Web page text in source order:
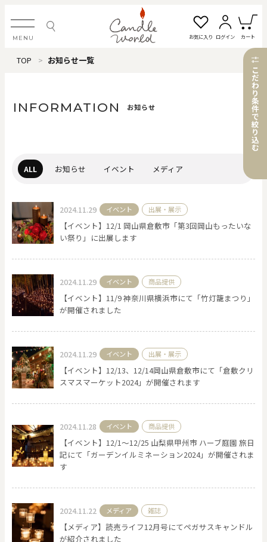
MENU お気に入り ログイン カート
ログイン・新規会員登録
すべてのアイテム
カテゴリから探す
#タグから探す
価格で探す
0
クリア OK
色で探す
TOP お知らせ一覧
INFORMATION お知らせ
ALL お知らせ イベント メディア
2024.11.29 イベント 出展・展示
【イベント】12/1 岡山県倉敷市「第3回岡山もったいな
い祭り」に出展します
2024.11.29 イベント 商品提供
【イベント】11/9 神奈川県横浜市にて「竹灯籠まつり」
が開催されました
2024.11.29 イベント 出展・展示
【イベント】12/13、12/14岡山県倉敷市にて「倉敷クリ
スマスマーケット2024」が開催されます
2024.11.28 イベント 商品提供
【イベント】12/1〜12/25 山梨県甲州市 ハーブ庭園 旅日
記にて「ガーデンイルミネーション2024」が開催されま
す
2024.11.22 メディア 雑誌
【メディア】読売ライフ12月号にてペガサスキャンドル
が紹介されました
こ
だ
わ
り
条
件
で
絞
り
込
む